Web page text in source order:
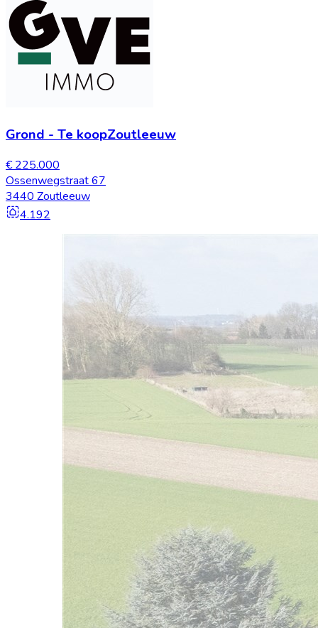
Grond - Te koopZoutleeuw
€ 225.000
Ossenwegstraat 67
3440 Zoutleeuw
4.192